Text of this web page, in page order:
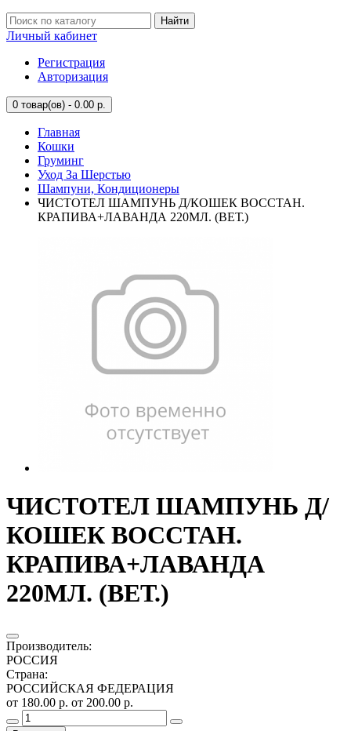
Найти
Личный кабинет
Регистрация
Авторизация
0 товар(ов) - 0.00 р.
Главная
Кошки
Груминг
Уход За Шерстью
Шампуни, Кондиционеры
ЧИСТОТЕЛ ШАМПУНЬ Д/КОШЕК ВОССТАН.
КРАПИВА+ЛАВАНДА 220МЛ. (ВЕТ.)
ЧИСТОТЕЛ ШАМПУНЬ Д/
КОШЕК ВОССТАН.
КРАПИВА+ЛАВАНДА
220МЛ. (ВЕТ.)
Производитель:
РОССИЯ
Страна:
РОССИЙСКАЯ ФЕДЕРАЦИЯ
от 180.00 р. от 200.00 р.